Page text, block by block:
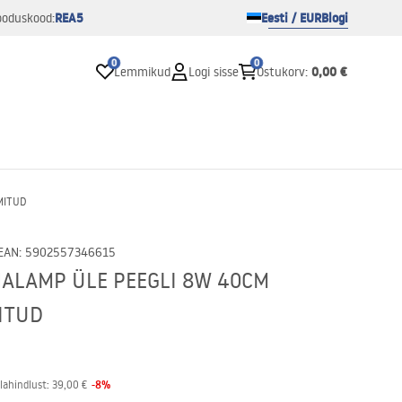
REA5 Eesti / EURBlogi
0
Lemmikud Logi sisse
0
Ostukorv: 0,00 €
: 5902557346615
ÜLE PEEGLI 8W 40CM
39,00 € -8%